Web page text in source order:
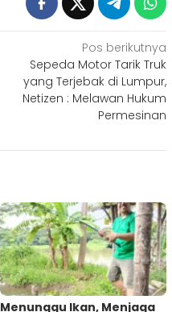
Pos berikutnya
Sepeda Motor Tarik Truk
yang Terjebak di Lumpur,
Netizen : Melawan Hukum
Permesinan
Menunggu Ikan, Menjaga